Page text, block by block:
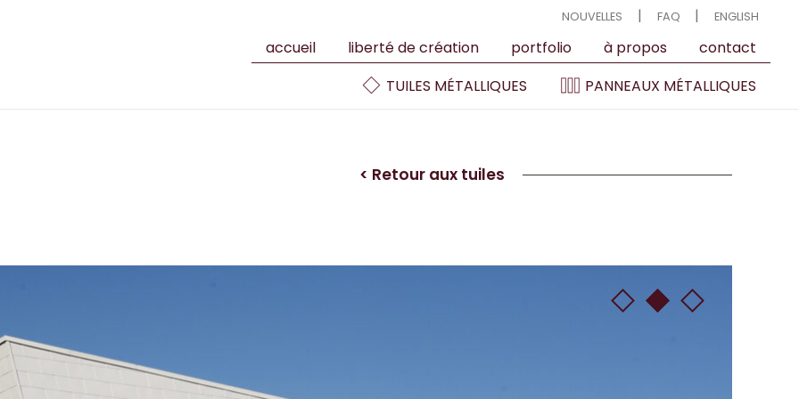
NOUVELLES | FAQ | ENGLISH
accueil liberté de création portfolio à propos
contact
TUILES MÉTALLIQUES
PANNEAUX MÉTALLIQUES
< Retour aux tuiles
• • •